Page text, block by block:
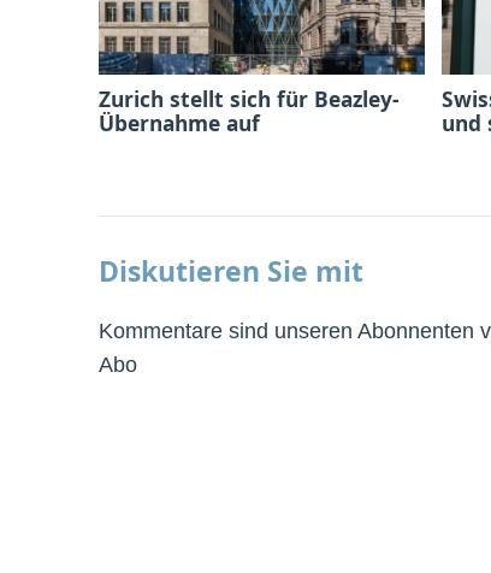
Zurich stellt sich für Beazley-
Übernahme auf
und
Diskutieren Sie mit
Kommentare sind unseren Abonnenten
Abo